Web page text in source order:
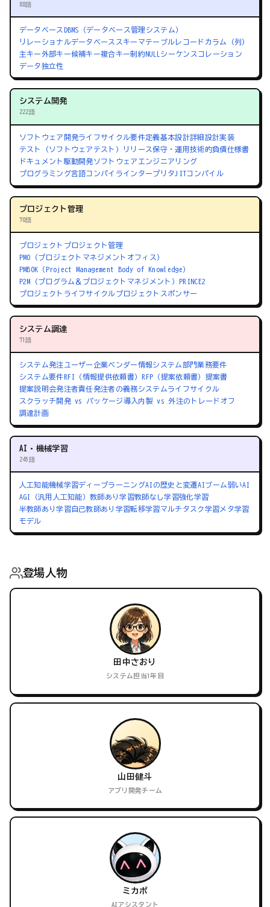
88語
データベース DBMS（データベース管理システム）
リレーショナルデータベース スキーマテーブルレコード カラム（列）
主キー外部キー候補キー複合キー制約NULL シーケンス コレーション
データ独立性
システム開発
222語
ソフトウェア開発ライフサイクル要件定義基本設計詳細設計実装
テスト（ソフトウェアテスト）
リリース保守・運用 技術的負債仕様書
ドキュメント駆動開発ソフトウェアエンジニアリング
プログラミング言語コンパイラインタープリタ JITコンパイル
プロジェクト管理
70語
プロジェクト プロジェクト管理
PMO（プロジェクトマネジメントオフィス）
PMBOK（Project Management Body of Knowledge）
P2M（プログラム＆プロジェクトマネジメント） PRINCE2
プロジェクトライフサイクルプロジェクトスポンサー
システム調達
71語
システム発注 ユーザー企業ベンダー情報システム部門業務要件
システム要件 RFI（情報提供依頼書） RFP（提案依頼書） 提案書
提案説明会発注者責任発注者の義務システムライフサイクル
スクラッチ開発 vs パッケージ導入 内製 vs 外注のトレードオフ
調達計画
AI・機械学習
245語
人工知能機械学習ディープラーニングAIの歴史と変遷AIブーム 弱いAI
AGI（汎用人工知能）教師あり学習教師なし学習強化学習
半教師あり学習自己教師あり学習転移学習マルチタスク学習メタ学習
モデル
登場人物
田中さおり
システム担当1年目
山田健斗
アプリ開発チーム
ミカポ
AIアシスタント